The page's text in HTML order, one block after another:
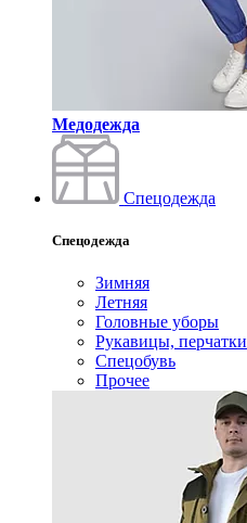
Медодежда
Спецодежда
Спецодежда
Зимняя
Летняя
Головные уборы
Рукавицы, перчатки
Спецобувь
Прочее